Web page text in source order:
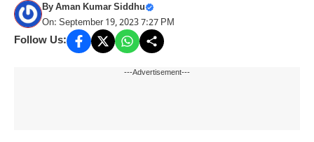
ByAman Kumar Siddhu
On: September 19, 2023 7:27 PM
Follow Us:
---Advertisement---